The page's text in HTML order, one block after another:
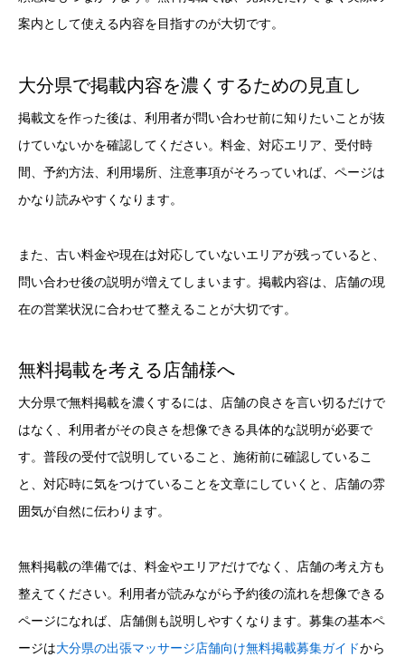
案内として使える内容を目指すのが大切です。
大分県で掲載内容を濃くするための見直し
掲載文を作った後は、利用者が問い合わせ前に知りたいことが抜
けていないかを確認してください。料金、対応エリア、受付時
間、予約方法、利用場所、注意事項がそろっていれば、ページは
かなり読みやすくなります。
また、古い料金や現在は対応していないエリアが残っていると、
問い合わせ後の説明が増えてしまいます。掲載内容は、店舗の現
在の営業状況に合わせて整えることが大切です。
無料掲載を考える店舗様へ
大分県で無料掲載を濃くするには、店舗の良さを言い切るだけで
はなく、利用者がその良さを想像できる具体的な説明が必要で
す。普段の受付で説明していること、施術前に確認しているこ
と、対応時に気をつけていることを文章にしていくと、店舗の雰
囲気が自然に伝わります。
無料掲載の準備では、料金やエリアだけでなく、店舗の考え方も
整えてください。利用者が読みながら予約後の流れを想像できる
ページになれば、店舗側も説明しやすくなります。募集の基本ペ
ージは大分県の出張マッサージ店舗向け無料掲載募集ガイドから